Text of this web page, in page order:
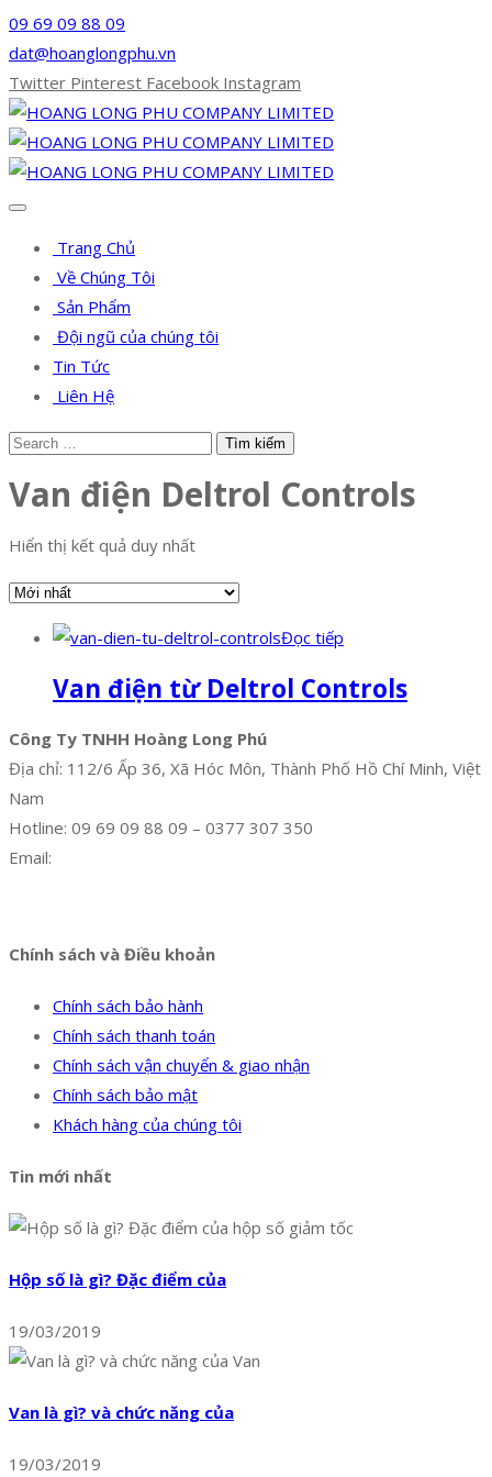
09 69 09 88 09
dat@hoanglongphu.vn
Twitter Pinterest Facebook Instagram
Trang Chủ
Về Chúng Tôi
Sản Phẩm
Đội ngũ của chúng tôi
Tin Tức
Liên Hệ
Van điện Deltrol Controls
Hiển thị kết quả duy nhất
Đọc tiếp
Van điện từ Deltrol Controls
Công Ty TNHH Hoàng Long Phú
Địa chỉ: 112/6 Ấp 36, Xã Hóc Môn, Thành Phố Hồ Chí Minh, Việt
Nam
Hotline: 09 69 09 88 09 – 0377 307 350
Email:
Chính sách và Điều khoản
Chính sách bảo hành
Chính sách thanh toán
Chính sách vận chuyển & giao nhận
Chính sách bảo mật
Khách hàng của chúng tôi
Tin mới nhất
Hộp số là gì? Đặc điểm của
19/03/2019
Van là gì? và chức năng của
19/03/2019